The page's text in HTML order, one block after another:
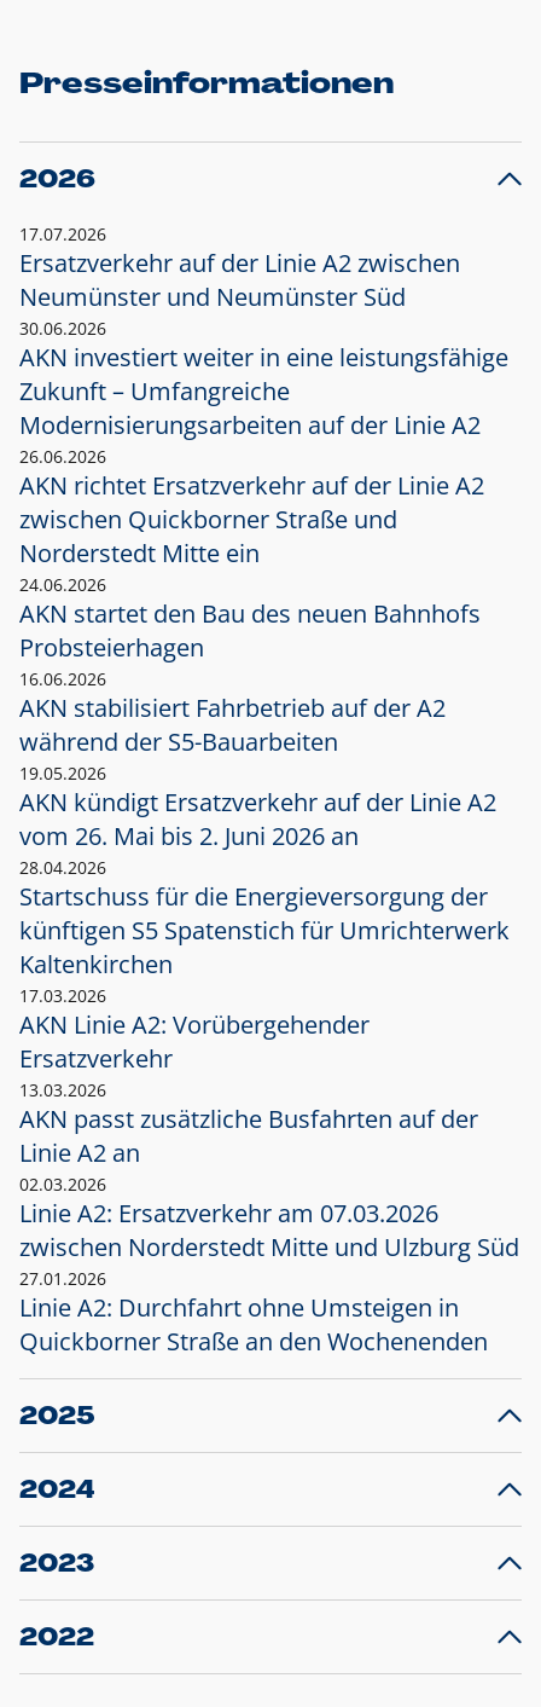
Presseinformationen
2026
17.07.2026
Ersatzverkehr auf der Linie A2 zwischen
Neumünster und Neumünster Süd
30.06.2026
AKN investiert weiter in eine leistungsfähige
Zukunft – Umfangreiche
Modernisierungsarbeiten auf der Linie A2
26.06.2026
AKN richtet Ersatzverkehr auf der Linie A2
zwischen Quickborner Straße und
Norderstedt Mitte ein
24.06.2026
AKN startet den Bau des neuen Bahnhofs
Probsteierhagen
16.06.2026
AKN stabilisiert Fahrbetrieb auf der A2
während der S5-Bauarbeiten
19.05.2026
AKN kündigt Ersatzverkehr auf der Linie A2
vom 26. Mai bis 2. Juni 2026 an
28.04.2026
Startschuss für die Energieversorgung der
künftigen S5 Spatenstich für Umrichterwerk
Kaltenkirchen
17.03.2026
AKN Linie A2: Vorübergehender
Ersatzverkehr
13.03.2026
AKN passt zusätzliche Busfahrten auf der
Linie A2 an
02.03.2026
Linie A2: Ersatzverkehr am 07.03.2026
zwischen Norderstedt Mitte und Ulzburg Süd
27.01.2026
Linie A2: Durchfahrt ohne Umsteigen in
Quickborner Straße an den Wochenenden
2025
23.12.2025
Projekt S5: Start der Bauarbeiten am
2024
10.12.2024
Großprojekt S5: Sperrung der Bahnstraße in
2023
20.12.2023
Schleswig-Holstein verlängert den
2022
22.12.2022